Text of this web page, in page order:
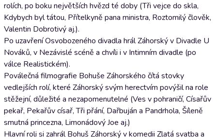
rolích, po boku největších hvězd té doby (Tři vejce do skla,
Kdybych byl tátou, Přítelkyně pana ministra, Roztomilý člověk,
Valentin Dobrotivý aj.).
Po uzavření Osvobozeného divadla hrál Záhorský v Divadle U
Nováků, v Nezávislé scéně a chvíli i v Intimním divadle (po
válce Realistickém).
Poválečná filmografie Bohuše Záhorského čítá stovky
vedlejších rolí, které Záhorský svým herectvím povýšil na role
stěžejní, důležité a nezapomenutelné (Ves v pohraničí, Císařův
pekař, Pekařův císař, Tři přání, Dařbuján a Pandrhola, Šíleně
smutná princezna, Limonádový Joe aj.)
Hlavní roli si zahrál Bohuš Záhorský v komedii Zlatá svatba a